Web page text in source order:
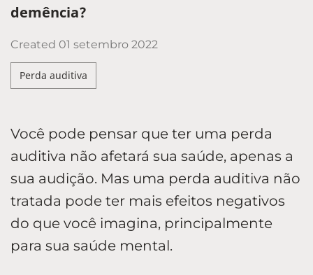
demência?
Created 01 setembro 2022
Perda auditiva
Você pode pensar que ter uma perda
auditiva não afetará sua saúde, apenas a
sua audição. Mas uma perda auditiva não
tratada pode ter mais efeitos negativos
do que você imagina, principalmente
para sua saúde mental.